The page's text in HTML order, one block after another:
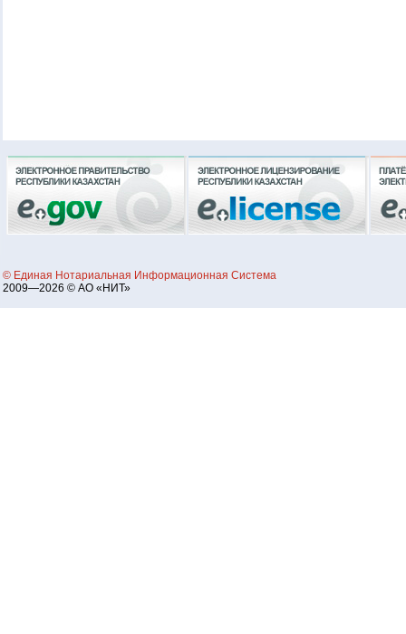
© Единая Нотариальная Информационная Система
2009—2026 © АО «НИТ»